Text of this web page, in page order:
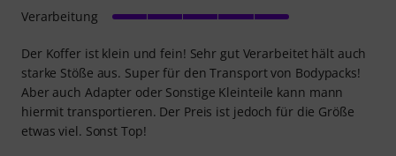
Der Koffer ist klein und fein! Sehr gut Verarbeitet hält auch
starke Stöße aus. Super für den Transport von Bodypacks!
Aber auch Adapter oder Sonstige Kleinteile kann mann
hiermit transportieren. Der Preis ist jedoch für die Größe
etwas viel. Sonst Top!
Verarbeitung